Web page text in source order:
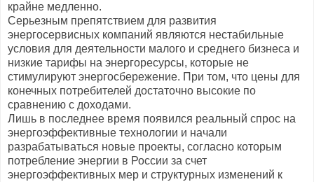
крайне медленно.
Серьезным препятствием для развития
энергосервисных компаний являются нестабильные
условия для деятельности малого и среднего бизнеса и
низкие тарифы на энергоресурсы, которые не
стимулируют энергосбережение. При том, что цены для
конечных потребителей достаточно высокие по
сравнению с доходами.
Лишь в последнее время появился реальный спрос на
энергоэффективные технологии и начали
разрабатываться новые проекты, согласно которым
потребление энергии в России за счет
энергоэффективных мер и структурных изменений к